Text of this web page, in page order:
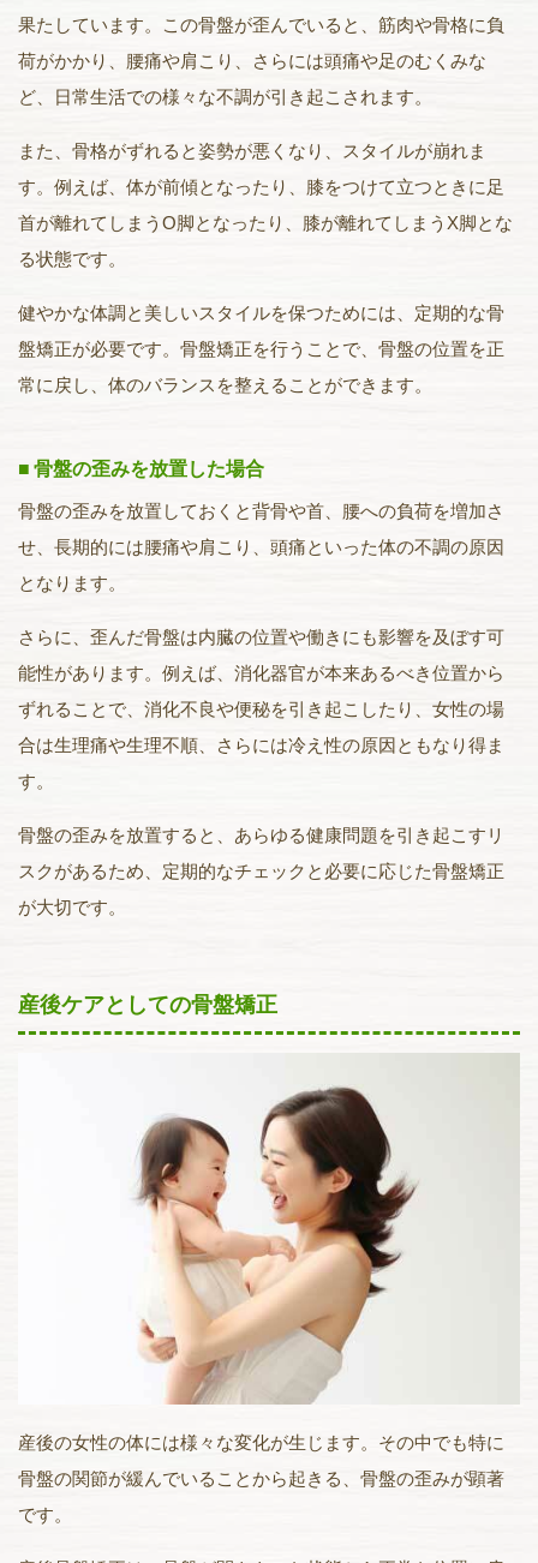
果たしています。この骨盤が歪んでいると、筋肉や骨格に負
荷がかかり、腰痛や肩こり、さらには頭痛や足のむくみな
ど、日常生活での様々な不調が引き起こされます。
また、骨格がずれると姿勢が悪くなり、スタイルが崩れま
す。例えば、体が前傾となったり、膝をつけて立つときに足
首が離れてしまうO脚となったり、膝が離れてしまうX脚とな
る状態です。
健やかな体調と美しいスタイルを保つためには、定期的な骨
盤矯正が必要です。骨盤矯正を行うことで、骨盤の位置を正
常に戻し、体のバランスを整えることができます。
骨盤の歪みを放置した場合
骨盤の歪みを放置しておくと背骨や首、腰への負荷を増加さ
せ、長期的には腰痛や肩こり、頭痛といった体の不調の原因
となります。
さらに、歪んだ骨盤は内臓の位置や働きにも影響を及ぼす可
能性があります。例えば、消化器官が本来あるべき位置から
ずれることで、消化不良や便秘を引き起こしたり、女性の場
合は生理痛や生理不順、さらには冷え性の原因ともなり得ま
す。
骨盤の歪みを放置すると、あらゆる健康問題を引き起こすリ
スクがあるため、定期的なチェックと必要に応じた骨盤矯正
が大切です。
産後ケアとしての骨盤矯正
産後の女性の体には様々な変化が生じます。その中でも特に
骨盤の関節が緩んでいることから起きる、骨盤の歪みが顕著
です。